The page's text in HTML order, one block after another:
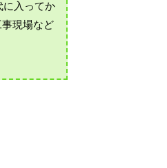
に入ってか
現場など